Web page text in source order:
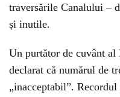
traversările Canalului –
și inutile.
Un purtător de cuvânt
declarat că numărul de
„inacceptabil”.